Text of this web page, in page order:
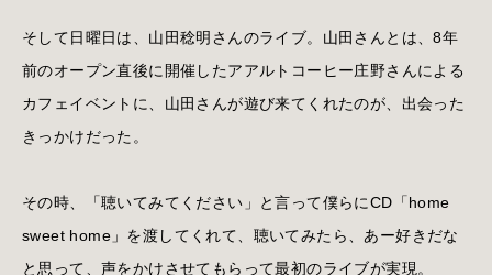
そして日曜日は、山田稔明さんのライブ。山田さんとは、8年
前のオープン直後に開催したアアルトコーヒー庄野さんによる
カフェイベントに、山田さんが遊び来てくれたのが、出会った
きっかけだった。
その時、「聴いてみてください」と言って僕らにCD「home
sweet home」を渡してくれて、聴いてみたら、あー好きだな
と思って、声をかけさせてもらって最初のライブが実現。